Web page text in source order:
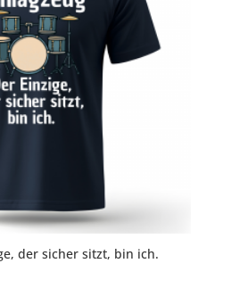
der sicher sitzt, bin ich.